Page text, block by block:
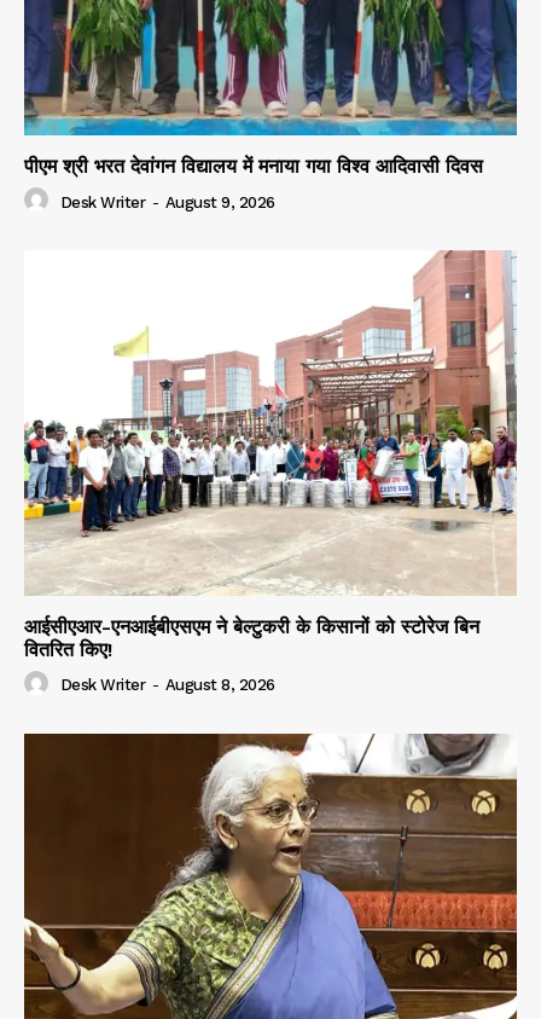
पीएम श्री भरत देवांगन विद्यालय में मनाया गया विश्व आदिवासी दिवस
Desk Writer - August 9, 2026
आईसीएआर-एनआईबीएसएम ने बेल्टुकरी के किसानों को स्टोरेज बिन
वितरित किए!
Desk Writer - August 8, 2026